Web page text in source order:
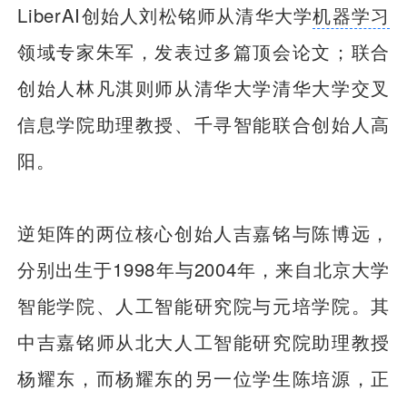
LiberAI创始人刘松铭师从清华大学机器学习
领域专家朱军，发表过多篇顶会论文；联合
创始人林凡淇则师从清华大学清华大学交叉
信息学院助理教授、千寻智能联合创始人高
阳。
逆矩阵的两位核心创始人吉嘉铭与陈博远，
分别出生于1998年与2004年，来自北京大学
智能学院、人工智能研究院与元培学院。其
中吉嘉铭师从北大人工智能研究院助理教授
杨耀东，而杨耀东的另一位学生陈培源，正